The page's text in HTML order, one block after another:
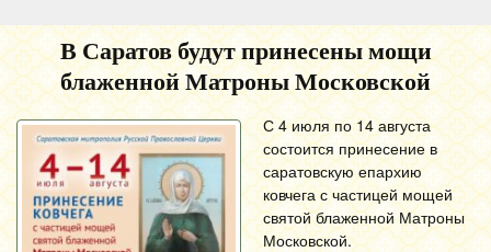
В Саратов будут принесены мощи
блаженной Матроны Московской
С 4 июля по 14 августа
состоится принесение в
саратовскую епархию
ковчега с частицей мощей
святой блаженной Матроны
Московской.